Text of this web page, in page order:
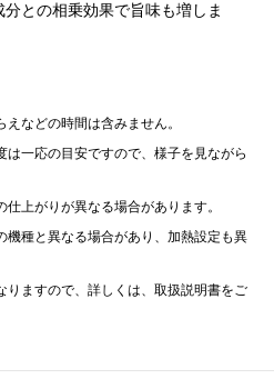
との相乗効果で旨味も増しま
などの時間は含みません。
は一応の目安ですので、様子を見ながら
上がりが異なる場合があります。
機種と異なる場合があり、加熱設定も異
りますので、詳しくは、取扱説明書をご